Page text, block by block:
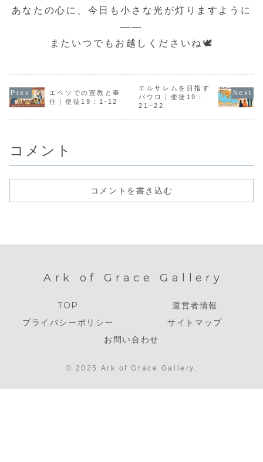
するかを、この記
事では静かに見つ
た。今回は、使徒
の働き5章12〜
にも心を配りまし
た。アンテオケ...
きな決断を
す。それは
あなたの心に、今日も小さな光が灯りますように
――
またいつでもお越しくださいね🕊️
エペソでの宣教と奉
仕｜使徒19：1-12
エルサレムを目指す
パウロ｜使徒19：
21–22
コメント
コメントを書き込む
Ark of Grace Gallery
TOP
運営者情報
プライバシーポリシー
サイトマップ
お問い合わせ
© 2025 Ark of Grace Gallery.